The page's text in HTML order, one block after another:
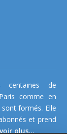
centaines de
comme en
formés. Elle
et prend
plus...